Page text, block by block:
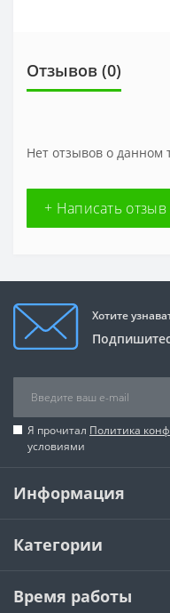
Отзывов (0)
Нет отзывов о данном
+ Написать отзыв
Хотите
Я прочитал Политика
условиями
Информация
Категории
Время работы